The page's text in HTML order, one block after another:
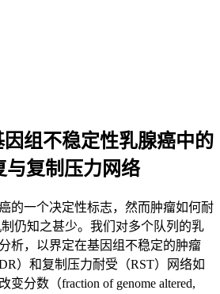
组不稳定性乳腺癌中的
与复制压力网络
的一个决定性标志，然而肿瘤如何耐
仍知之甚少。我们对多个队列的乳
析，以界定在基因组不稳定的肿瘤
）和复制压力耐受（RST）网络如
分数（fraction of genome altered,